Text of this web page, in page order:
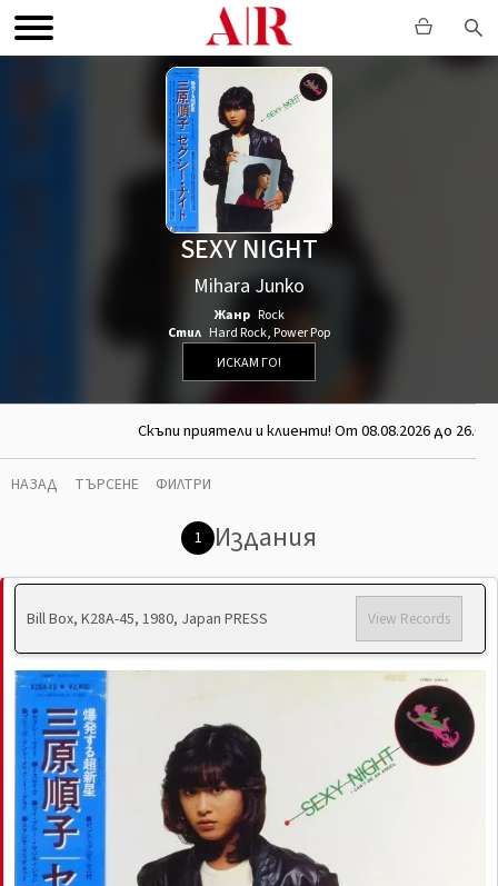
SEXY NIGHT
Mihara Junko
Жанр Rock
Стил Hard Rock, Power Pop
ИСКАМ ГО!
Скъпи приятели и клиенти! От 08.08.2026 до
НАЗАД ТЪРСЕНЕ ФИЛТРИ
1 Издания
Bill Box, K28A-45, 1980, Japan PRESS View Records